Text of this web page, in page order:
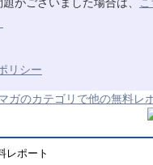
ガのカテゴリで他の無料レ
レポート